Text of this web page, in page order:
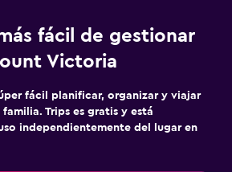
fácil de gestionar
Victoria
fácil planificar, organizar y viajar
Trips es gratis y está
independientemente del lugar en